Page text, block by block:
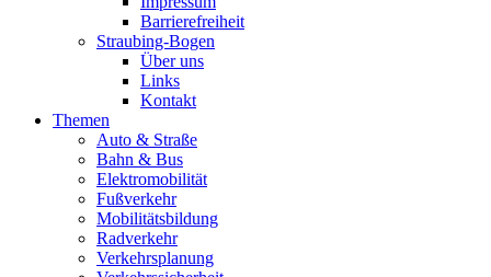
Barrierefreiheit
Straubing-Bogen
Über uns
Links
Kontakt
Themen
Auto & Straße
Bahn & Bus
Elektromobilität
Fußverkehr
Mobilitätsbildung
Radverkehr
Verkehrsplanung